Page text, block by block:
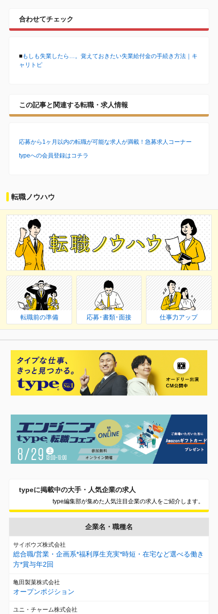
合わせてチェック
■もしも失業したら…。覚えておきたい失業給付金の手続き方法｜キ
ャリトピ
この記事と関連する転職・求人情報
応募から1ヶ月以内の転職が可能な求人が満載！急募求人コーナー
typeへの会員登録はコチラ
転職ノウハウ
転職前の準備 応募･書類･面接 仕事力アップ
typeに掲載中の大手・人気企業の求人
type編集部が集めた人気注目企業の求人をご紹介します。
企業名・職種名
サイボウズ株式会社
総合職/営業・企画系*福利厚生充実*時短・在宅など選べる働き
方*賞与年2回
亀田製菓株式会社
オープンポジション
ユニ・チャーム株式会社